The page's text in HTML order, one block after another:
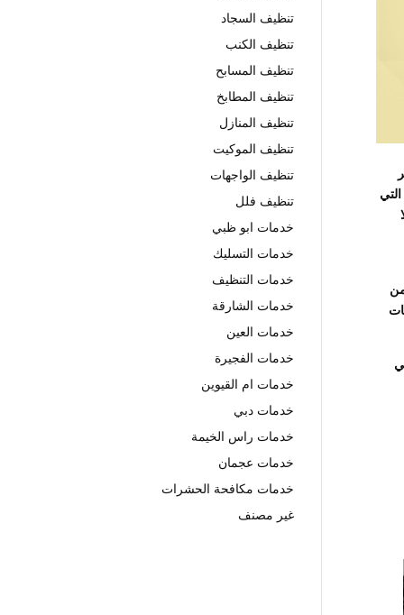
تنظيف السجاد
تنظيف الكنب
تنظيف المسابح
تنظيف المطابخ
تنظيف المنازل
تنظيف الموكيت
تنظيف الواجهات
تنظيف فلل
خدمات ابو ظبي
خدمات التسليك
خدمات التنظيف
خدمات الشارقة
خدمات العين
خدمات الفجيرة
خدمات ام القيوين
خدمات دبي
خدمات راس الخيمة
خدمات عجمان
خدمات مكافحة الحشرات
غير مصنف